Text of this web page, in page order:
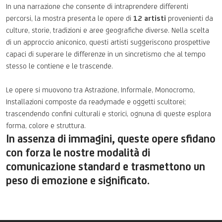
Inuna narrazione che consente diintraprendere differenti
percorsi, lamostra presenta le opere di12 artistiprovenienti da
culture,storie,tradizioni e aree geografiche diverse. Nellascelta
di un approccio aniconico, questi artisti suggeriscono prospettive
capaci disuperare le differenze in unsincretismo che al tempo
stesso le contiene e letrascende.
Le opere si muovono tra Astrazione,Informale, Monocromo,
Installazioni composte da readymade e oggetti scultorei;
trascendendo confini culturali estorici, ognuna di queste esplora
forma, colore estruttura.
In assenza di immagini, queste opere sfidano
con forza le nostre modalità di
comunicazione standard e trasmettono un
peso di emozione e significato.